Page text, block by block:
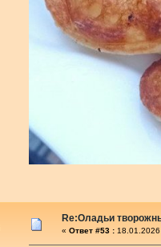
Re:Оладьи
« Ответ #53 :